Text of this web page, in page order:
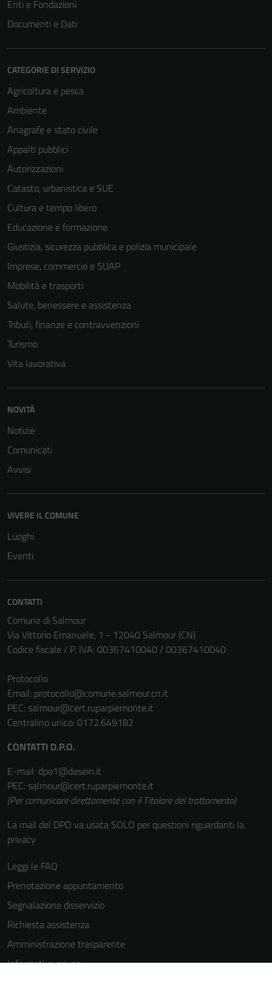
Enti e Fondazioni
Documenti e Dati
CATEGORIE DI SERVIZIO
Agricoltura e pesca
Ambiente
Anagrafe e stato civile
Appalti pubblici
Autorizzazioni
Catasto, urbanistica e SUE
Cultura e tempo libero
Educazione e formazione
Giustizia, sicurezza pubblica e polizia municipale
Imprese, commercio e SUAP
Mobilità e trasporti
Salute, benessere e assistenza
Tributi, finanze e contravvenzioni
Turismo
Vita lavorativa
NOVITÀ
Notizie
Comunicati
Avvisi
VIVERE IL COMUNE
Luoghi
Eventi
CONTATTI
Comune di Salmour
Via Vittorio Emanuele, 1 - 12040 Salmour (CN)
Codice fiscale / P. IVA: 00367410040 / 00367410040
Protocollo
Email: protocollo@comune.salmour.cn.it
PEC: salmour@cert.ruparpiemonte.it
Centralino unico: 0172.649182
CONTATTI D.P.O.
E-mail: dpo1@dasein.it
PEC: salmour@cert.ruparpiemonte.it
(Per comunicare direttamente con il Titolare del trattamento)
La mail del DPO va usata SOLO per questioni riguardanti la
privacy
Leggi le FAQ
Prenotazione appuntamento
Segnalazione disservizio
Richiesta assistenza
Amministrazione trasparente
Informativa privacy
per il